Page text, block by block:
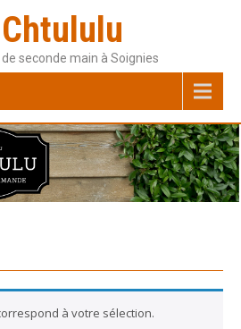
seconde main à Soignies
à votre sélection.